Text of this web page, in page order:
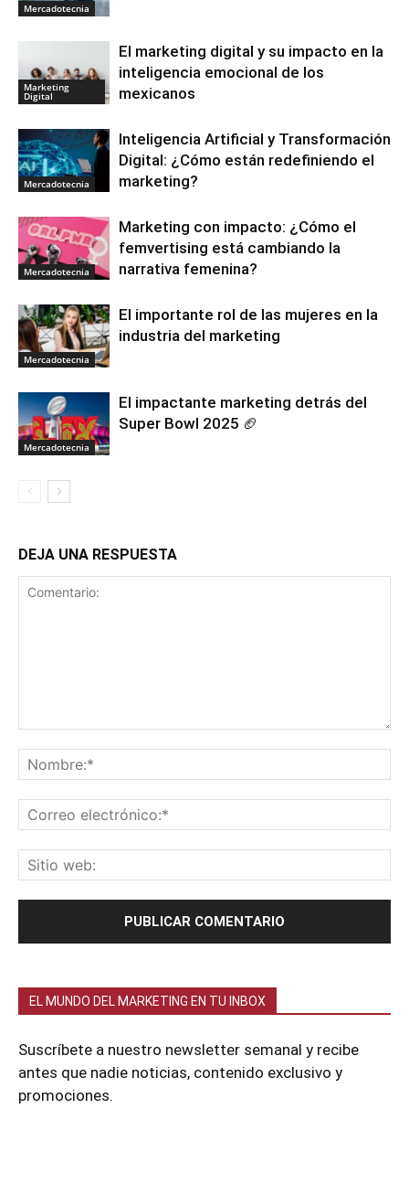
Mercadotecnia
Marketing
Digital
El marketing digital y su impacto en la
inteligencia emocional de los
mexicanos
Mercadotecnia
Inteligencia Artificial y Transformación
Digital: ¿Cómo están redefiniendo el
marketing?
Mercadotecnia
Marketing con impacto: ¿Cómo el
femvertising está cambiando la
narrativa femenina?
Mercadotecnia
El importante rol de las mujeres en la
industria del marketing
Mercadotecnia
El impactante marketing detrás del
Super Bowl 2025 🏈
DEJA UNA RESPUESTA
EL MUNDO DEL MARKETING EN TU INBOX
Suscríbete a nuestro newsletter semanal y recibe
antes que nadie noticias, contenido exclusivo y
promociones.